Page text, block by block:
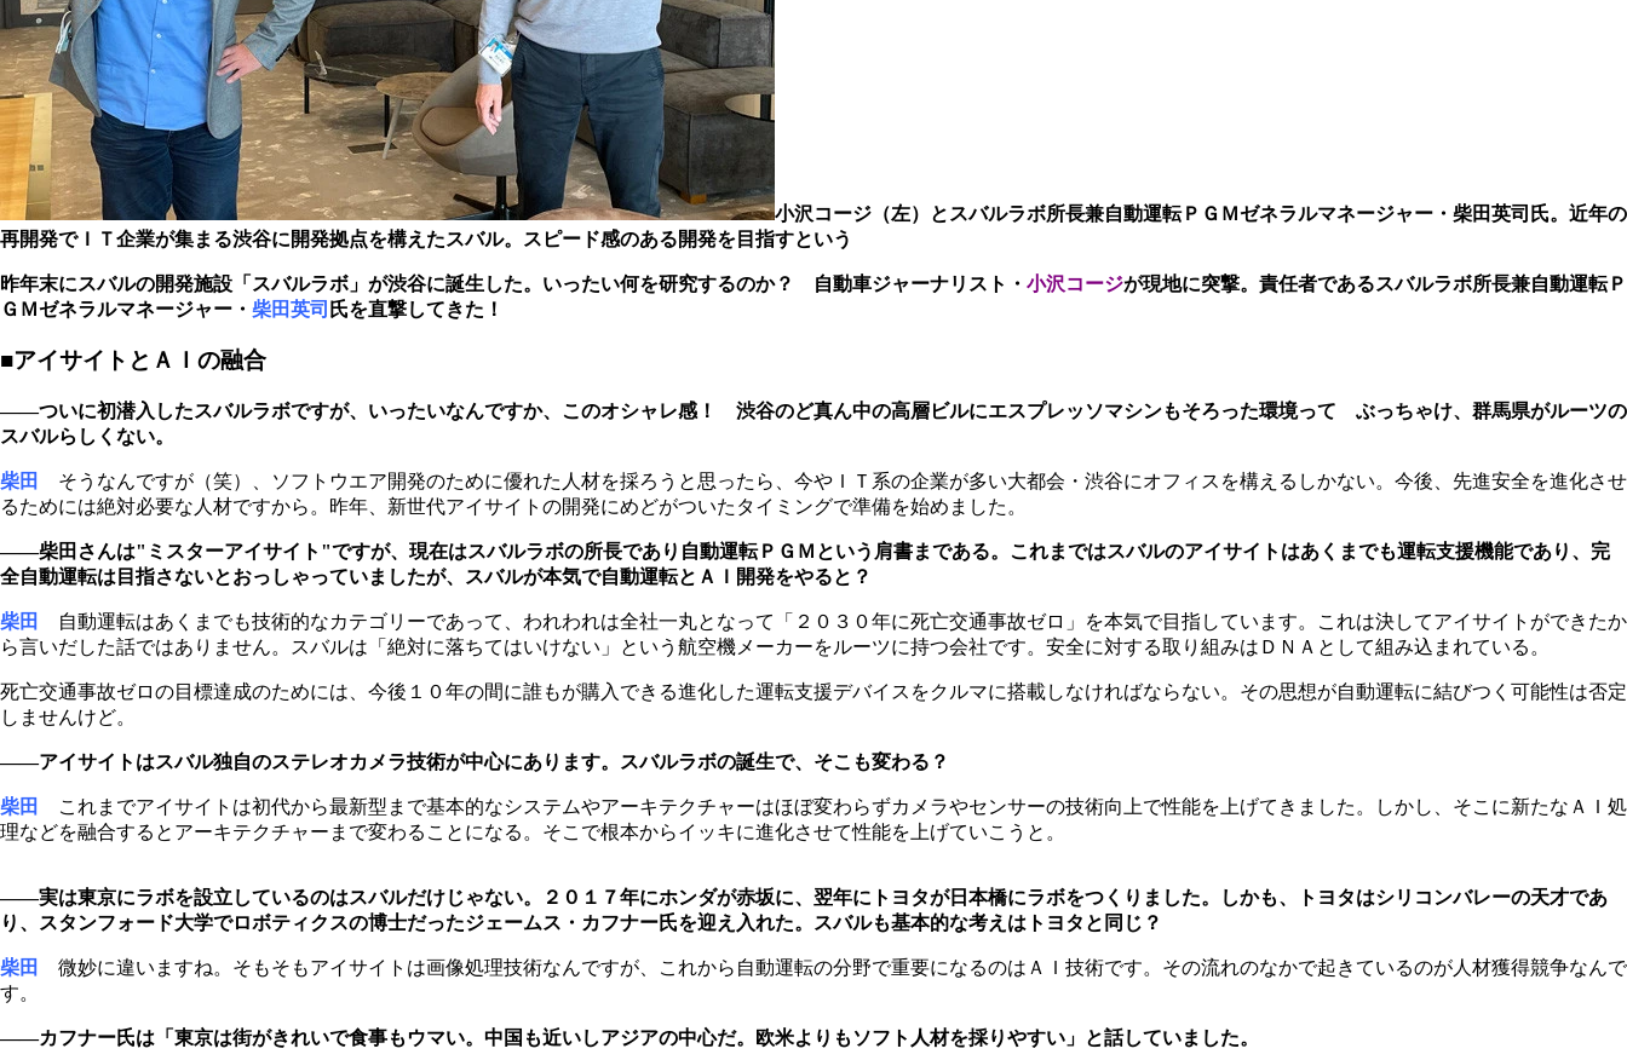
小沢コージ（左）とスバルラボ所長兼自動運転ＰＧＭゼネラルマネージャー・柴田英司氏。近年の
再開発でＩＴ企業が集まる渋谷に開発拠点を構えたスバル。スピード感のある開発を目指すという
昨年末にスバルの開発施設「スバルラボ」が渋谷に誕生した。いったい何を研究するのか？ 自動車ジャーナリスト・ 小沢コージが現地に突撃。責任者であるスバルラボ所長兼自動運転Ｐ
ＧＭゼネラルマネージャー・ 柴田英司 氏を直撃してきた！
■アイサイトとＡＩの融合
――ついに初潜入したスバルラボですが、いったいなんですか、このオシャレ感！ 渋谷のど真ん中の高層ビルにエスプレッソマシンもそろった環境って ぶっちゃけ、群馬県がルーツの
スバルらしくない。
柴田
そうなんですが（笑）、ソフトウエア開発のために優れた人材を採ろうと思ったら、今やＩＴ系の企業が多い大都会・渋谷にオフィスを構えるしかない。今後、先進安全を進化させ
るためには絶対必要な人材ですから。昨年、新世代アイサイトの開発にめどがついたタイミングで準備を始めました。
――柴田さんは"ミスターアイサイト"ですが、現在はスバルラボの所長であり自動運転ＰＧＭという肩書まである。これまではスバルのアイサイトはあくまでも運転支援機能であり、完
全自動運転は目指さないとおっしゃっていましたが、スバルが本気で自動運転とＡＩ開発をやると？
柴田
自動運転はあくまでも技術的なカテゴリーであって、われわれは全社一丸となって「２０３０年に死亡交通事故ゼロ」を本気で目指しています。これは決してアイサイトができたか
ら言いだした話ではありません。スバルは「絶対に落ちてはいけない」という航空機メーカーをルーツに持つ会社です。安全に対する取り組みはＤＮＡとして組み込まれている。
死亡交通事故ゼロの目標達成のためには、今後１０年の間に誰もが購入できる進化した運転支援デバイスをクルマに搭載しなければならない。その思想が自動運転に結びつく可能性は否定
しませんけど。
――アイサイトはスバル独自のステレオカメラ技術が中心にあります。スバルラボの誕生で、そこも変わる？
柴田
これまでアイサイトは初代から最新型まで基本的なシステムやアーキテクチャーはほぼ変わらずカメラやセンサーの技術向上で性能を上げてきました。しかし、そこに新たなＡＩ処
理などを融合するとアーキテクチャーまで変わることになる。そこで根本からイッキに進化させて性能を上げていこうと。
――実は東京にラボを設立しているのはスバルだけじゃない。２０１７年にホンダが赤坂に、翌年にトヨタが日本橋にラボをつくりました。しかも、トヨタはシリコンバレーの天才であ
り、スタンフォード大学でロボティクスの博士だったジェームス・カフナー氏を迎え入れた。スバルも基本的な考えはトヨタと同じ？
柴田
微妙に違いますね。そもそもアイサイトは画像処理技術なんですが、これから自動運転の分野で重要になるのはＡＩ技術です。その流れのなかで起きているのが人材獲得競争なんで
す。
――カフナー氏は「東京は街がきれいで食事もウマい。中国も近いしアジアの中心だ。欧米よりもソフト人材を採りやすい」と話していました。